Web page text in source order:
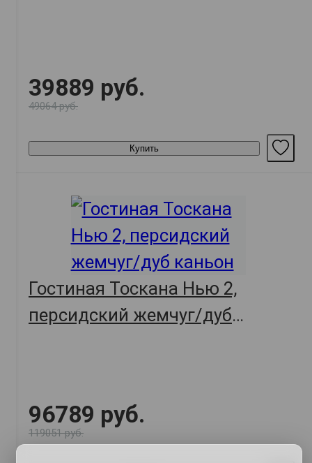
39889 руб.
49064 руб.
Купить
Гостиная Тоскана Нью 2,
персидский жемчуг/дуб
96789 руб.
119051 руб.